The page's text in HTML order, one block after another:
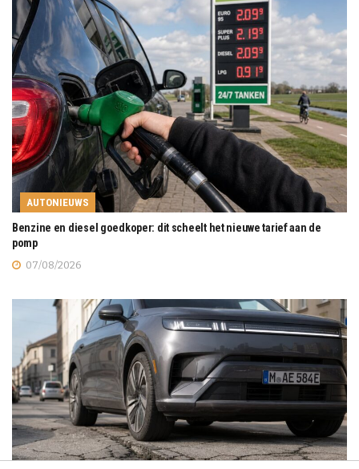
AUTONIEUWS
Benzine en diesel goedkoper: dit scheelt het nieuwe tarief aan de
pomp
07/08/2026